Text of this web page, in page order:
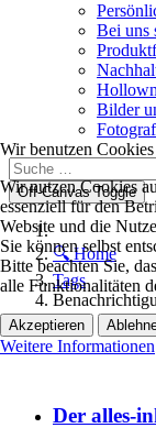
Bei uns
Bilder
Off-Canvas Toggle
🔍 Home
Tags
Der alles-
Wir benutzen Cookies
Wir nutzen Cookies
essenziell für den
Website und die
Sie können selbst
Bitte beachten Sie,
alle Funktionalitäten
Akzeptieren
Weitere Informationen